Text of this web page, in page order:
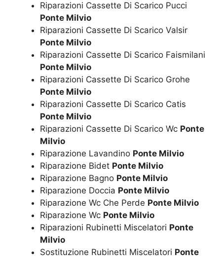
Riparazioni Cassette Di Scarico Pucci
Ponte Milvio
Riparazioni Cassette Di Scarico Valsir
Ponte Milvio
Riparazioni Cassette Di Scarico Faismilani
Ponte Milvio
Riparazioni Cassette Di Scarico Grohe
Ponte Milvio
Riparazioni Cassette Di Scarico Catis
Ponte Milvio
Riparazioni Cassette Di Scarico Wc Ponte
Milvio
Riparazione Lavandino Ponte Milvio
Riparazione Bidet Ponte Milvio
Riparazione Bagno Ponte Milvio
Riparazione Doccia Ponte Milvio
Riparazione Wc Che Perde Ponte Milvio
Riparazione Wc Ponte Milvio
Riparazioni Rubinetti Miscelatori Ponte
Milvio
Sostituzione Rubinetti Miscelatori Ponte